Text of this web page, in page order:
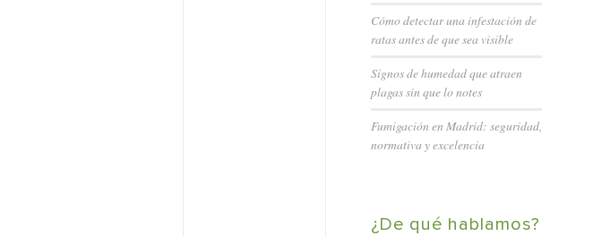
Cómo detectar una infestación de
ratas antes de que sea visible
Signos de humedad que atraen
plagas sin que lo notes
Fumigación en Madrid: seguridad,
normativa y excelencia
¿De qué hablamos?